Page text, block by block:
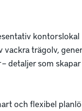
vackra trägolv,
detaljer som
och flexibel